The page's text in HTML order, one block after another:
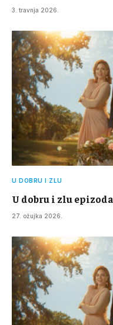
3. travnja 2026.
U DOBRU I ZLU
U dobru i zlu epizoda
27. ožujka 2026.